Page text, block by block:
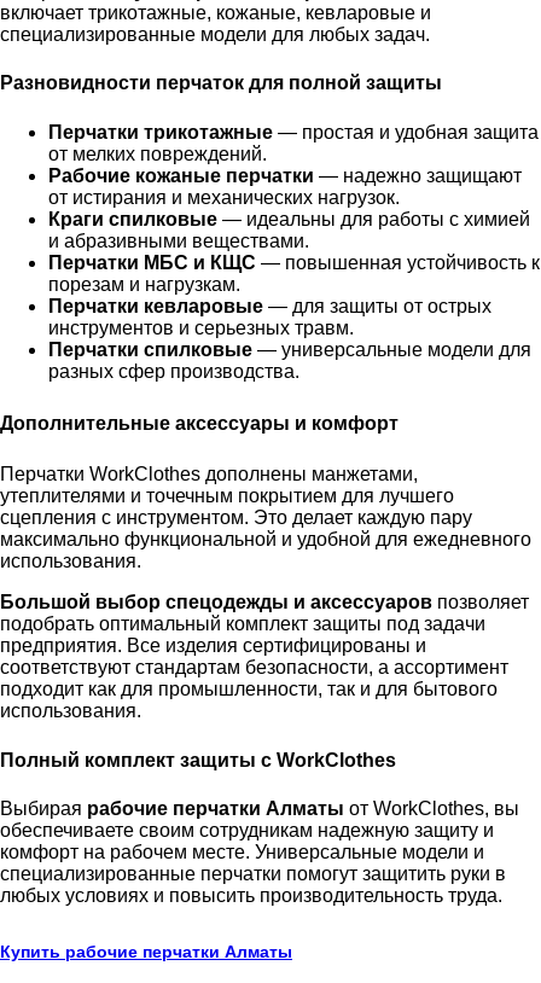
включает трикотажные, кожаные, кевларовые и
специализированные модели для любых задач.
Разновидности перчаток для полной защиты
Перчатки трикотажные — простая и удобная защита
от мелких повреждений.
Рабочие кожаные перчатки — надежно защищают
от истирания и механических нагрузок.
Краги спилковые — идеальны для работы с химией
и абразивными веществами.
Перчатки МБС и КЩС — повышенная устойчивость к
порезам и нагрузкам.
Перчатки кевларовые — для защиты от острых
инструментов и серьезных травм.
Перчатки спилковые — универсальные модели для
разных сфер производства.
Дополнительные аксессуары и комфорт
Перчатки WorkClothes дополнены манжетами,
утеплителями и точечным покрытием для лучшего
сцепления с инструментом. Это делает каждую пару
максимально функциональной и удобной для ежедневного
использования.
Большой выбор спецодежды и аксессуаров позволяет
подобрать оптимальный комплект защиты под задачи
предприятия. Все изделия сертифицированы и
соответствуют стандартам безопасности, а ассортимент
подходит как для промышленности, так и для бытового
использования.
Полный комплект защиты с WorkClothes
Выбирая рабочие перчатки Алматы от WorkClothes, вы
обеспечиваете своим сотрудникам надежную защиту и
комфорт на рабочем месте. Универсальные модели и
специализированные перчатки помогут защитить руки в
любых условиях и повысить производительность труда.
Купить рабочие перчатки Алматы